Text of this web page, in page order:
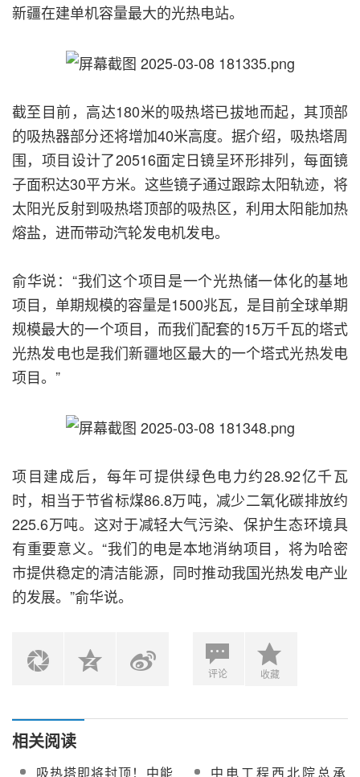
新疆在建单机容量最大的光热电站。
截至目前，高达180米的吸热塔已拔地而起，其顶部
的吸热器部分还将增加40米高度。据介绍，吸热塔周
围，项目设计了20516面定日镜呈环形排列，每面镜
子面积达30平方米。这些镜子通过跟踪太阳轨迹，将
太阳光反射到吸热塔顶部的吸热区，利用太阳能加热
熔盐，进而带动汽轮发电机发电。
俞华说：“我们这个项目是一个光热储一体化的基地
项目，单期规模的容量是1500兆瓦，是目前全球单期
规模最大的一个项目，而我们配套的15万千瓦的塔式
光热发电也是我们新疆地区最大的一个塔式光热发电
项目。”
项目建成后，每年可提供绿色电力约28.92亿千瓦
时，相当于节省标煤86.8万吨，减少二氧化碳排放约
225.6万吨。这对于减轻大气污染、保护生态环境具
有重要意义。“我们的电是本地消纳项目，将为哈密
市提供稳定的清洁能源，同时推动我国光热发电产业
的发展。”俞华说。
评论 收藏
相关阅读
吸热塔即将封顶！中能 中电工程西北院总承